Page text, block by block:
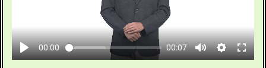
00:00 00:07